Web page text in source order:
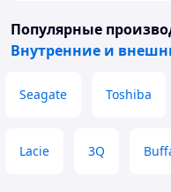
Популярные
Внутренние и
Seagate Toshiba
Lacie 3Q